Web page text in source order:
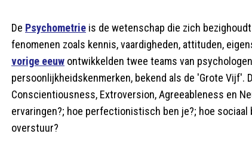
De Psychometrie is de wetenschap die zich
fenomenen zoals kennis, vaardigheden, attituden,
vorige eeuw ontwikkelden twee teams van
persoonlijkheidskenmerken, bekend als de 'Grote Vijf'.
Conscientiousness, Extroversion, Agreeableness en
ervaringen?; hoe perfectionistisch ben je?; hoe
overstuur?